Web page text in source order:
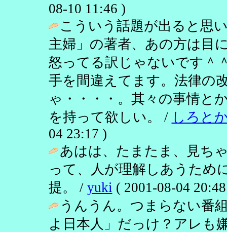
08-10 11:46 )
こういう話題が出ると思
主婦」の著者、あの方は目
怒ってる訳じゃないです＾
手を間違えてます。法律の
ゃ・・・・。其々の事情と
を持って欲しい。 / しろと
04 23:17 )
あはは、たまたま、見ち
って、人が理解しあうため
提。 / yuki ( 2001-08-04
うんうん。つまらない番
よ日本人」だっけ？アレも